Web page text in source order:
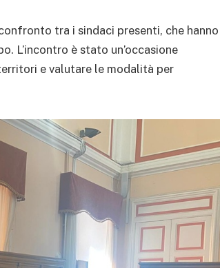
tra i sindaci presenti, che hanno
L’incontro è stato un’occasione
e valutare le modalità per